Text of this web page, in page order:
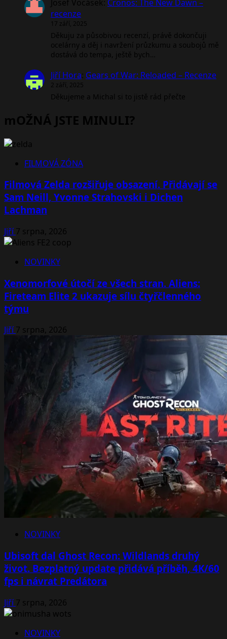
Josef Vocásek: Cronos: The New Dawn –
recenze
17 září, 2025
Děkuju za působivou recenzí, právě dokončuji
ocelárny a děj i navržení průzkumu a soubojů mě
dostává do tempa, ještě bych…
Jiří Hora: Gears of War: Reloaded – Recenze
2 září, 2025
Děkujeme a Michal si to jistě rád přečte
mOŽNÁ JSTE MINULI?
FILMOVÁ ZÓNA
Filmová Zelda rozšiřuje obsazení. Přidávají se
Sam Neill, Yvonne Strahovski i Dichen
Lachman
Jiří7 srpna, 2026
NOVINKY
Xenomorfové útočí ze všech stran. Aliens:
Fireteam Elite 2 ukazuje sílu čtyřčlenného
týmu
Jiří7 srpna, 2026
NOVINKY
Ubisoft dal Ghost Recon: Wildlands druhý
život. Bezplatný update přidává příběh, 4K/60
fps i návrat Predátora
Jiří7 srpna, 2026
NOVINKY